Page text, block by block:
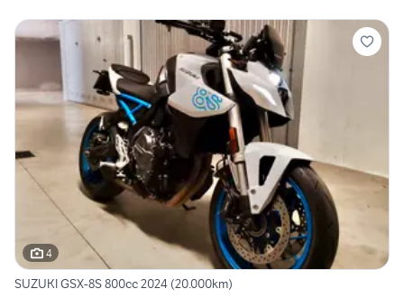
4
SUZUKI GSX-8S 800cc 2024 (20.000km)